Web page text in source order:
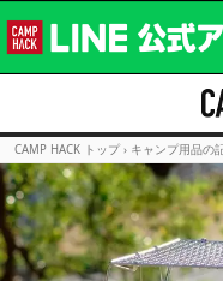
CAMP HACK トップ › キャンプ用品の